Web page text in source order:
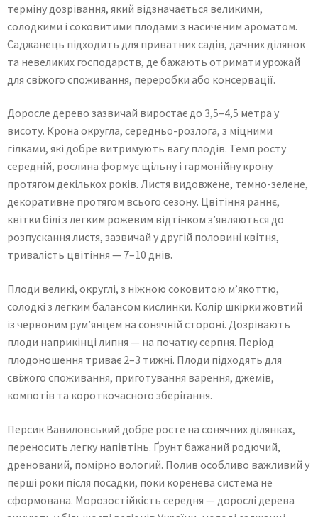
терміну дозрівання, який відзначається великими,
солодкими і соковитими плодами з насиченим ароматом.
Саджанець підходить для приватних садів, дачних ділянок
та невеликих господарств, де бажають отримати урожай
для свіжого споживання, переробки або консервації.
Доросле дерево зазвичай виростає до 3,5–4,5 метра у
висоту. Крона округла, середньо-розлога, з міцними
гілками, які добре витримують вагу плодів. Темп росту
середній, рослина формує щільну і гармонійну крону
протягом декількох років. Листя видовжене, темно-зелене,
декоративне протягом всього сезону. Цвітіння раннє,
квітки білі з легким рожевим відтінком з’являються до
розпускання листя, зазвичай у другій половині квітня,
тривалість цвітіння — 7–10 днів.
Плоди великі, округлі, з ніжною соковитою м’якоттю,
солодкі з легким балансом кислинки. Колір шкірки жовтий
із червоним рум’янцем на сонячній стороні. Дозрівають
плоди наприкінці липня — на початку серпня. Період
плодоношення триває 2–3 тижні. Плоди підходять для
свіжого споживання, приготування варення, джемів,
компотів та короткочасного зберігання.
Персик Вавиловський добре росте на сонячних ділянках,
переносить легку напівтінь. Ґрунт бажаний родючий,
дренований, помірно вологий. Полив особливо важливий у
перші роки після посадки, поки коренева система не
сформована. Морозостійкість середня — дорослі дерева